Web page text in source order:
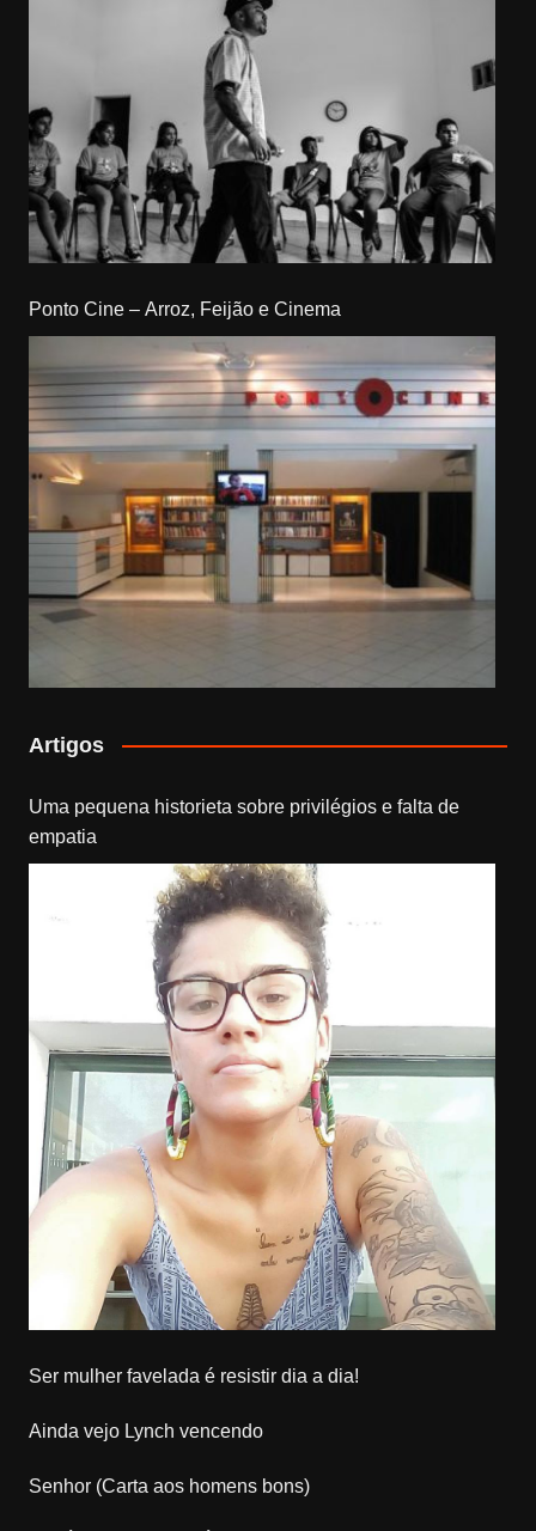
Ponto Cine – Arroz, Feijão e Cinema
Artigos
Uma pequena historieta sobre privilégios e falta de
empatia
Ser mulher favelada é resistir dia a dia!
Ainda vejo Lynch vencendo
Senhor (Carta aos homens bons)